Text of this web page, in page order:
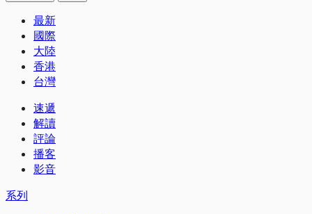
最新
國際
大陸
香港
台灣
速遞
解讀
評論
播客
影音
系列